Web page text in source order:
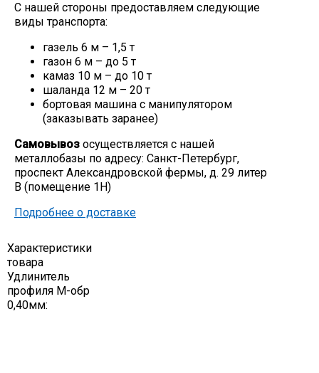
Скобо-гибочные изделия
Остальное
Нержавейка
Алюминиевый прокат
С нашей стороны предоставляем следующие
виды транспорта:
газель 6 м – 1,5 т
газон 6 м – до 5 т
камаз 10 м – до 10 т
шаланда 12 м – 20 т
бортовая машина с манипулятором
(заказывать заранее)
Самовывоз осуществляется с нашей
металлобазы по адресу: Санкт-Петербург,
проспект Александровской фермы, д. 29 литер
В (помещение 1Н)
Подробнее о доставке
Характеристики
товара
Удлинитель
профиля М-обр
0,40мм: